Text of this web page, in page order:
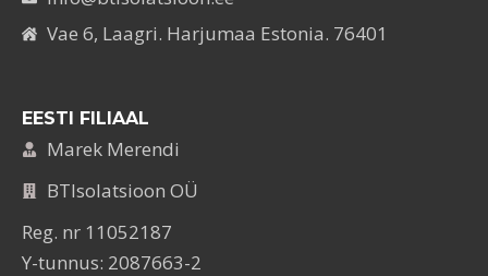
Vae 6, Laagri. Harjumaa Estonia. 76401
EESTI FILIAAL
Marek Merendi
BTIsolatsioon OÜ
Reg. nr 11052187
Y-tunnus: 2087663-2